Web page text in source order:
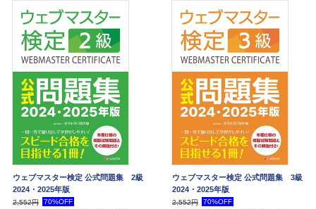
ウェブマスター検定 公式問題集 2級
2024・2025年版
2,552円
70%OFF
ウェブマスター検定 公式問題集 3級
2024・2025年版
2,552円
70%OFF